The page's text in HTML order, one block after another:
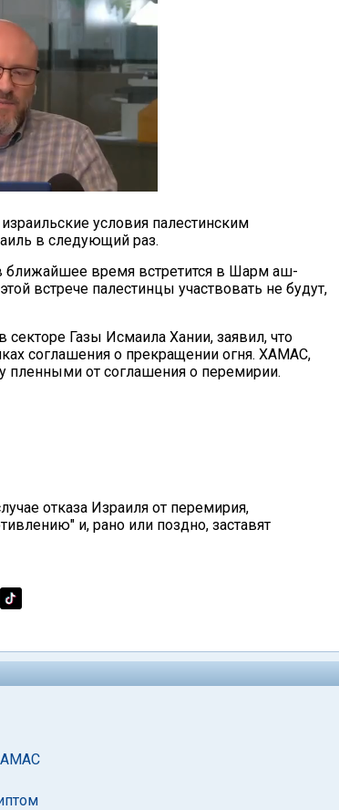
условия палестинским
в следующий раз.
ближайшее время встретится в Шарм аш-
встрече палестинцы участвовать не будут,
Газы Исмаила Хании, заявил, что
соглашения о прекращении огня. ХАМАС,
пленными от соглашения о перемирии.
отказа Израиля от перемирия,
и, рано или поздно, заставят